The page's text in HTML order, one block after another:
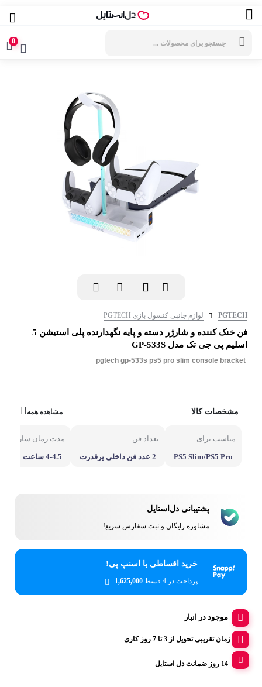
0
PGTECH لوازم جانبی کنسول بازی PGTECH
فن خنک کننده و شارژر دسته و پایه نگهدارنده پلی استیشن 5
اسلیم پی جی تک مدل GP-533S
مشخصات کالا مشاهده همه
مناسب برای
PS5 Slim/PS5 Pro
تعداد فن
2 عدد فن داخلی پرقدرت
مدت زمان شارژ
4-4.5 ساعت
پشتیبانی دل‌استایل
مشاوره رایگان و ثبت سفارش سریع!
خرید اقساطی با اسنپ پی!
پرداخت در 4 قسط 1,625,000
موجود در انبار
زمان تقریبی تحویل از 3 تا 7 روز کاری
14 روز ضمانت دل استایل